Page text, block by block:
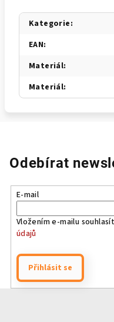
Kategorie:
EAN:
Materiál:
Materiál:
Odebírat
E-mail
Vložením e-mailu
údajů
Přihlásit se